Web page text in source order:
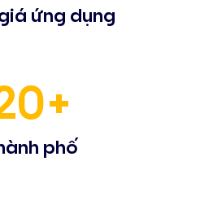
ứng dụng
phố